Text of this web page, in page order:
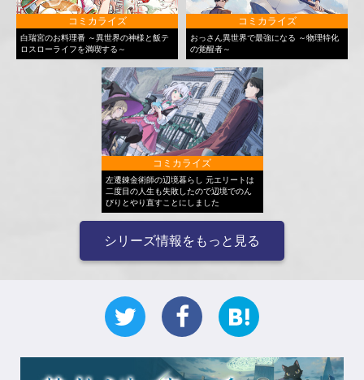
コミカライズ
白瑞宮のお料理番 ～異世界の神様と飯テ
ロスローライフを満喫する～
コミカライズ
おっさん異世界で最強になる ～物理特化
の覚醒者～
コミカライズ
左遷錬金術師の辺境暮らし 元エリートは
二度目の人生も失敗したので辺境でのん
びりとやり直すことにしました
シリーズ情報をもっと見る